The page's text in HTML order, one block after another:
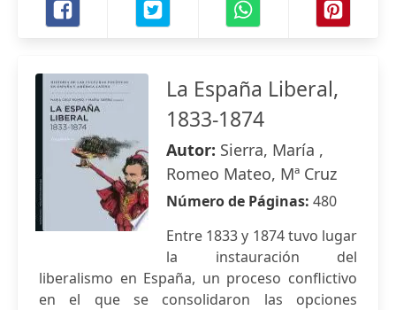
La España Liberal,
1833-1874
Autor: Sierra, María ,
Romeo Mateo, Mª Cruz
Número de Páginas: 480
Entre 1833 y 1874 tuvo lugar
la instauración del
liberalismo en España, un proceso conflictivo
en el que se consolidaron las opciones